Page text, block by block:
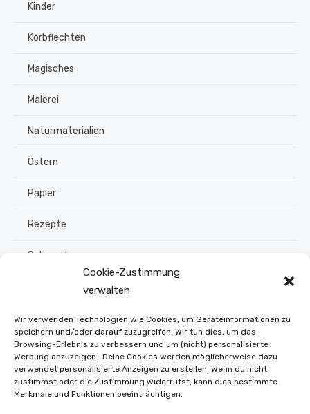
Cookie-Zustimmung
verwalten
Wir verwenden Technologien wie Cookies, um Geräteinformationen zu
speichern und/oder darauf zuzugreifen. Wir tun dies, um das
Browsing-Erlebnis zu verbessern und um (nicht) personalisierte
Werbung anzuzeigen. Deine Cookies werden möglicherweise dazu
verwendet personalisierte Anzeigen zu erstellen. Wenn du nicht
zustimmst oder die Zustimmung widerrufst, kann dies bestimmte
Merkmale und Funktionen beeinträchtigen.
Kinder
Korbflechten
Magisches
Malerei
Naturmaterialien
Ostern
Papier
Rezepte
Schmuck
Upcycling
Stroh flechten
Weihnachten